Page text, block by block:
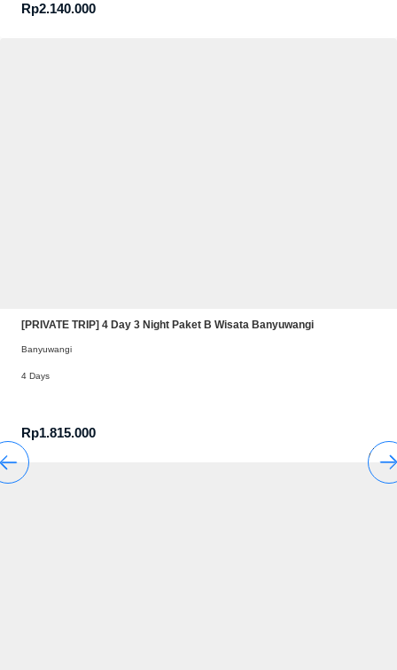
Rp2.140.000
[PRIVATE TRIP] 4 Day 3 Night Paket B Wisata Banyuwangi
Banyuwangi
4 Days
Rp1.815.000